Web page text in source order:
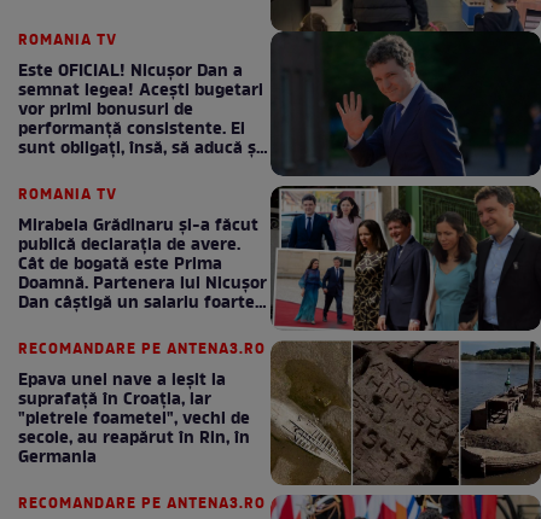
ROMANIA TV
Este OFICIAL! Nicușor Dan a
semnat legea! Acești bugetari
vor primi bonusuri de
performanță consistente. Ei
sunt obligați, însă, să aducă și
ROMANIA TV
Mirabela Grădinaru și-a făcut
publică declarația de avere.
Cât de bogată este Prima
Doamnă. Partenera lui Nicușor
Dan câștigă un salariu foarte
RECOMANDARE PE ANTENA3.RO
Epava unei nave a ieșit la
suprafață în Croația, iar
"pietrele foametei", vechi de
secole, au reapărut în Rin, în
Germania
RECOMANDARE PE ANTENA3.RO